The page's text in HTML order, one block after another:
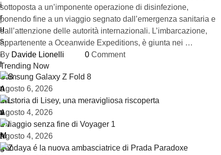
sottoposta a un’imponente operazione di disinfezione,
ponendo fine a un viaggio segnato dall’emergenza sanitaria e
dall’attenzione delle autorità internazionali. L’imbarcazione,
appartenente a Oceanwide Expeditions, è giunta nei …
By Davide Lionelli 0 Comment
Trending Now
Samsung Galaxy Z Fold 8
Agosto 6, 2026
La storia di Lisey, una meravigliosa riscoperta
Agosto 4, 2026
Il viaggio senza fine di Voyager 1
Agosto 4, 2026
Zendaya é la nuova ambasciatrice di Prada Paradoxe